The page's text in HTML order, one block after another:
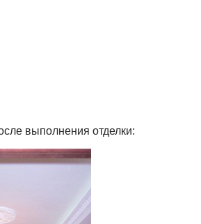
выполнения отделки: